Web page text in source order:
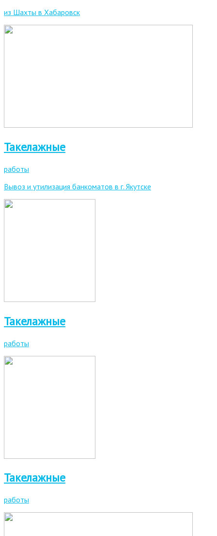
из Шахты в Хабаровск
Такелажные
работы
Вывоз и утилизация банкоматов в г. Якутске
Такелажные
работы
Такелажные
работы